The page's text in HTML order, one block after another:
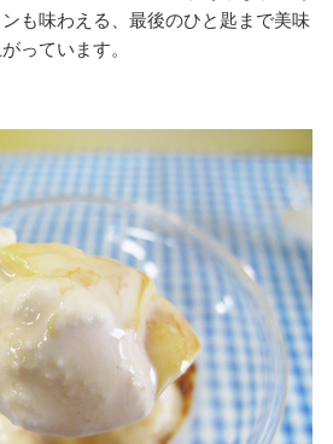
も味わえる、最後のひと匙まで美味
っています。